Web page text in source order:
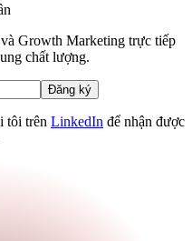
Growth Marketing trực tiếp
chất lượng.
Đăng ký
tôi trên LinkedIn để nhận được